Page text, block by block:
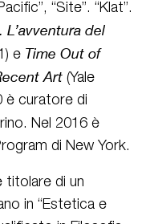
“Site”. “Klat”.
del
e Time Out of
Art (Yale
è curatore di
Nel 2016 è
di New York.
titolare di un
in “Estetica e